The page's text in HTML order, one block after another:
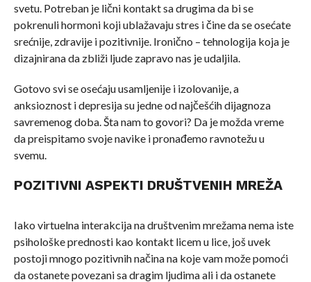
svetu. Potreban je lični kontakt sa drugima da bi se
pokrenuli hormoni koji ublažavaju stres i čine da se osećate
srećnije, zdravije i pozitivnije. Ironično – tehnologija koja je
dizajnirana da zbliži ljude zapravo nas je udaljila.
Gotovo svi se osećaju usamljenije i izolovanije, a
anksioznost i depresija su jedne od najčešćih dijagnoza
savremenog doba. Šta nam to govori? Da je možda vreme
da preispitamo svoje navike i pronađemo ravnotežu u
svemu.
POZITIVNI ASPEKTI DRUŠTVENIH MREŽA
Iako virtuelna interakcija na društvenim mrežama nema iste
psihološke prednosti kao kontakt licem u lice, još uvek
postoji mnogo pozitivnih načina na koje vam može pomoći
da ostanete povezani sa dragim ljudima ali i da ostanete